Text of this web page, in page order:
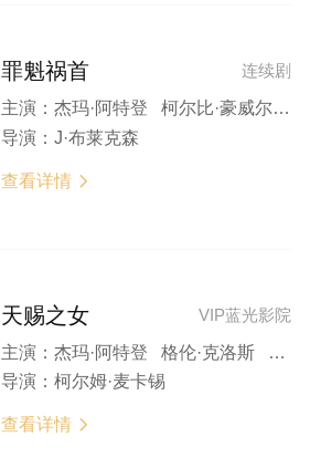
连续剧
罪魁祸首
主演： 杰玛·阿特登 柯尔比·豪威尔-巴普蒂斯特 内森·斯图尔特-贾瑞特 艾迪·伊扎德 尼芙·阿尔格
导演： J·布莱克森
查看详情 
VIP蓝光影院
天赐之女
主演： 杰玛·阿特登 格伦·克洛斯 森尼娅·纳阿 多米尼克·蒂珀 帕迪·康斯戴恩
导演： 柯尔姆·麦卡锡
查看详情 